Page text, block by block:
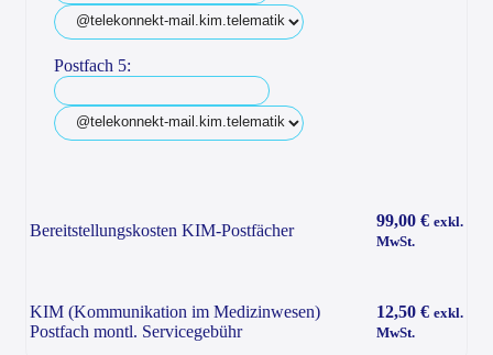
Postfach 5:
Bereitstellungskosten KIM-Postfächer
99,00 € exkl.
MwSt.
KIM (Kommunikation im Medizinwesen)
Postfach montl. Servicegebühr
12,50 € exkl.
MwSt.